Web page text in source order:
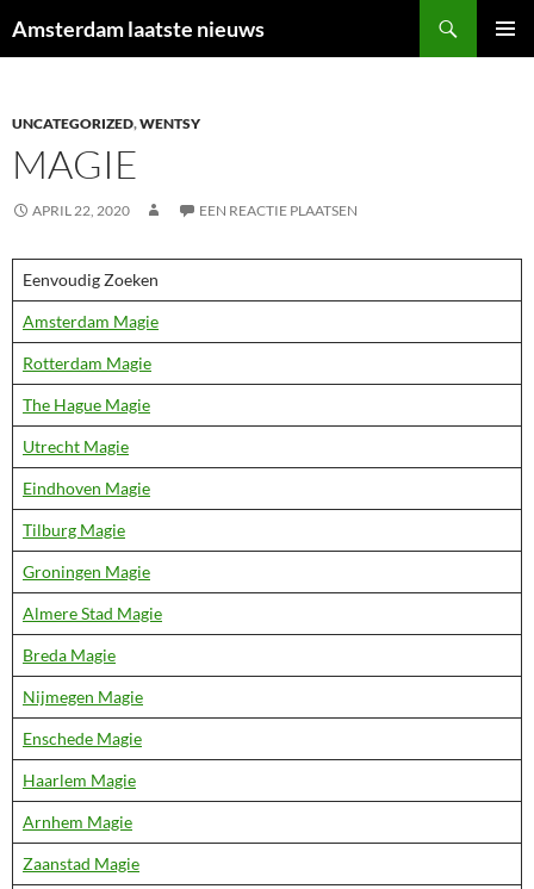
naar
Amsterdam laatste nieuws
UNCATEGORIZED,WENTSY
MAGIE
APRIL 22, 2020 EEN REACTIE PLAATSEN
Eenvoudig Zoeken
Amsterdam Magie
Rotterdam Magie
The Hague Magie
Utrecht Magie
Eindhoven Magie
Tilburg Magie
Groningen Magie
Almere Stad Magie
Breda Magie
Nijmegen Magie
Enschede Magie
Haarlem Magie
Arnhem Magie
Zaanstad Magie